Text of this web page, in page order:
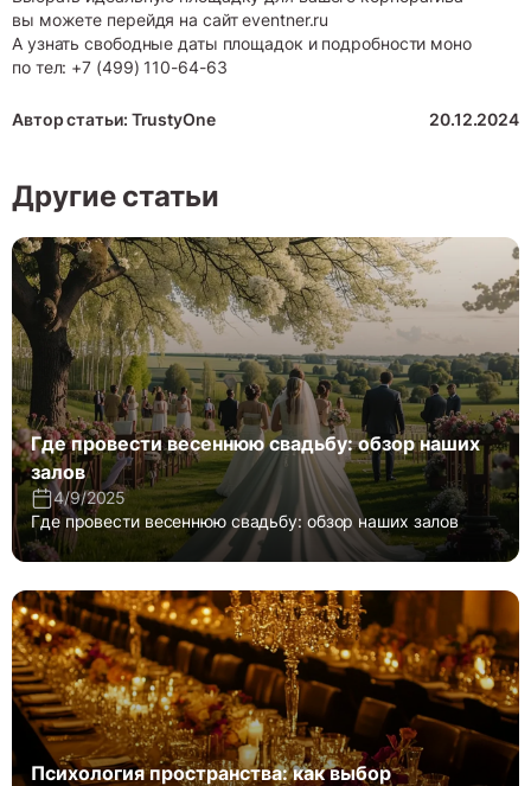
вы можете перейдя на сайт eventner.ru
А узнать свободные даты площадок и подробности моно
по тел: +7 (499) 110-64-63
Автор статьи: TrustyOne 20.12.2024
Другие статьи
Где провести весеннюю свадьбу: обзор наших
залов
4/9/2025
Где провести весеннюю свадьбу: обзор наших залов
Психология пространства: как выбор